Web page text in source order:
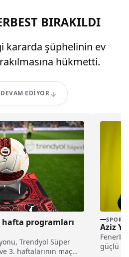
BIRAKILDI
kararda şüphelinin ev
hükmetti.
EDIYOR
hafta programları
Trendyol Süper
3. haftalarının maç
SPOR
Aziz
güçlü